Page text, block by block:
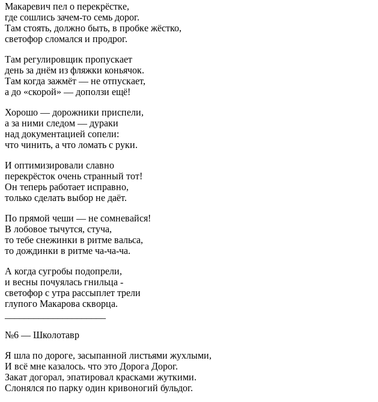
Макаревич пел о перекрёстке,
где сошлись зачем-то семь дорог.
Там стоять, должно быть, в пробке жёстко,
светофор сломался и продрог.
Там регулировщик пропускает
день за днём из фляжки коньячок.
Там когда зажмёт — не отпускает,
а до «скорой» — доползи ещё!
Хорошо — дорожники приспели,
а за ними следом — дураки
над документацией сопели:
что чинить, а что ломать с руки.
И оптимизировали славно
перекрёсток очень странный тот!
Он теперь работает исправно,
только сделать выбор не даёт.
По прямой чеши — не сомневайся!
В лобовое тычутся, стуча,
то тебе снежинки в ритме вальса,
то дождинки в ритме ча-ча-ча.
А когда сугробы подопрели,
и весны почуялась гнильца -
светофор с утра рассыплет трели
глупого Макарова скворца.
№6 — Школотавр
Я шла по дороге, засыпанной листьями жухлыми,
И всё мне казалось. что это Дорога Дорог.
Закат догорал, эпатировал красками жуткими.
Слонялся по парку один кривоногий бульдог.